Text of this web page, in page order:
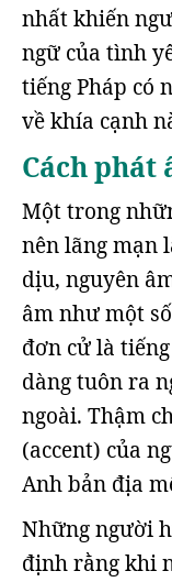
nhất khiến
ngữ của tình
tiếng Pháp có
về khía cạnh
Cách phát
Một trong
nên lãng mạn
dịu, nguyên
âm như một
đơn cử là
dàng tuôn ra
ngoài. Thậm
(accent) của
Anh bản địa
Những người
định rằng khi